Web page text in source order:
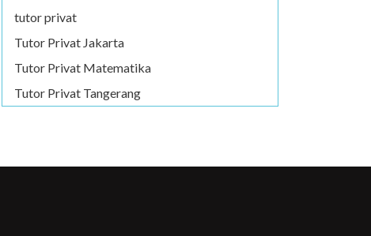
tutor privat
Tutor Privat Jakarta
Tutor Privat Matematika
Tutor Privat Tangerang